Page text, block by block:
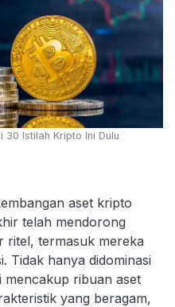
30 Istilah Kripto Ini Dulu
aset kripto
telah mendorong
ritel, termasuk mereka
Tidak hanya didominasi
mencakup ribuan aset
yang beragam,